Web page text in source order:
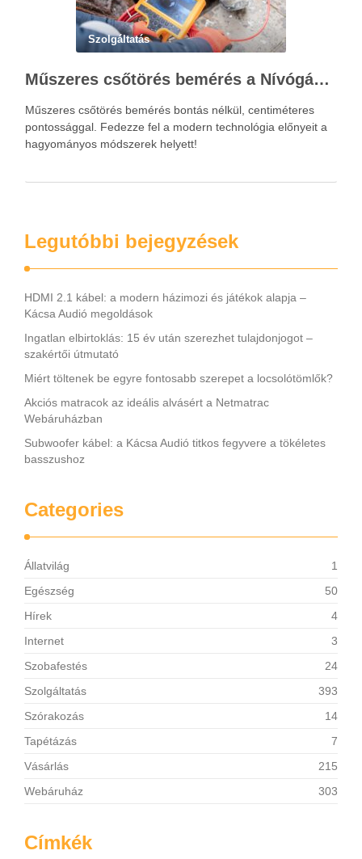
Szolgáltatás
Műszeres csőtörés bemérés a Nívógáz Hungária Kft.-vel
Műszeres csőtörés bemérés bontás nélkül, centiméteres
pontossággal. Fedezze fel a modern technológia előnyeit a
hagyományos módszerek helyett!
Legutóbbi bejegyzések
HDMI 2.1 kábel: a modern házimozi és játékok alapja –
Kácsa Audió megoldások
Ingatlan elbirtoklás: 15 év után szerezhet tulajdonjogot –
szakértői útmutató
Miért töltenek be egyre fontosabb szerepet a locsolótömlők?
Akciós matracok az ideális alvásért a Netmatrac
Webáruházban
Subwoofer kábel: a Kácsa Audió titkos fegyvere a tökéletes
basszushoz
Categories
Állatvilág
1
Egészség
50
Hírek
4
Internet
3
Szobafestés
24
Szolgáltatás
393
Szórakozás
14
Tapétázás
7
Vásárlás
215
Webáruház
303
Címkék